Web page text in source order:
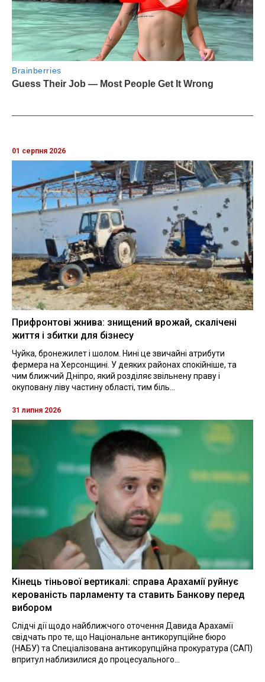
01 серпня 2026
Прифронтові жнива: знищений врожай, скалічені
життя і збитки для бізнесу
Чуйка, бронежилет і шолом. Нині це звичайні атрибути
фермера на Херсонщині. У деяких районах спокійніше, та
чим ближчий Дніпро, який розділяє звільнену праву і
окуповану ліву частину області, тим біль...
31 липня 2026
Кінець тіньової вертикалі: справа Арахамії руйнує
керованість парламенту та ставить Банкову перед
вибором
Слідчі дії щодо найближчого оточення Давида Арахамії
свідчать про те, що Національне антикорупційне бюро
(НАБУ) та Спеціалізована антикорупційна прокуратура (САП)
впритул наблизилися до процесуального...